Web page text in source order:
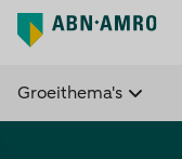
Groeithema's